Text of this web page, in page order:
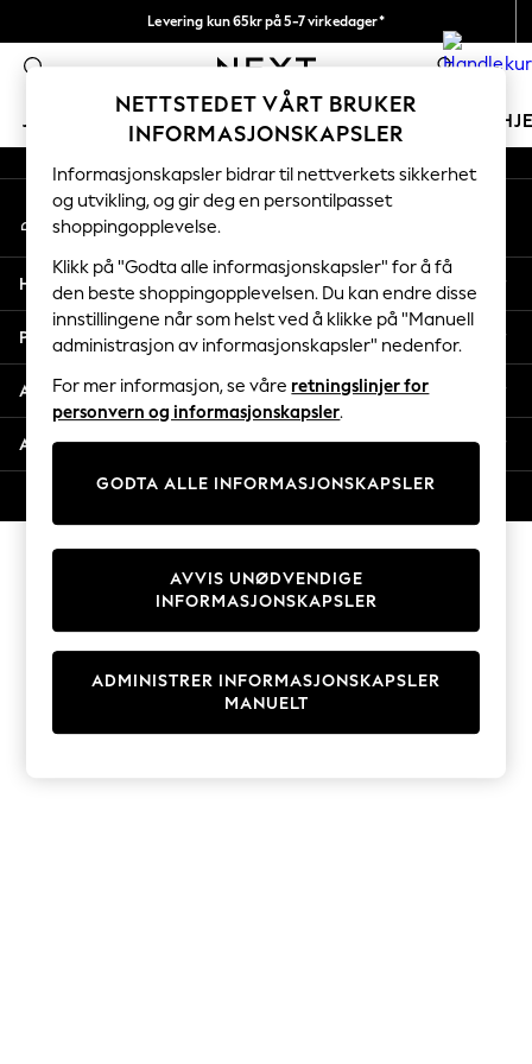
Levering kun 65kr på 5-7 virkedager*
Vi betaler alle tollavgifter 0
JENTER GUTTER BABY KVINNER
GIRLS
New In
50 - 92cm
98 - 110cm
116 - 134cm
140 - 174cm
Trending: Top & Short Sets
Trending: Clogs
Toy Story
THE SET
Coats & Jackets
Sweatshirts & Hoodies
Knitwear
Cardigans
Dresses
Sets & Outfits
T-Shirts
An error occurred on client
Våre sosiale nettverk
Min konto
Logg inn på kontoen din
Hjelp
Personvern & Juridisk
Avdelinger
Andre tjenester
NETTSTEDET VÅRT BRUKER
INFORMASJONSKAPSLER
Informasjonskapsler bidrar til nettverkets sikkerhet
og utvikling, og gir deg en persontilpasset
shoppingopplevelse.
Klikk på "Godta alle informasjonskapsler" for å få
den beste shoppingopplevelsen. Du kan endre disse
innstillingene når som helst ved å klikke på "Manuell
administrasjon av informasjonskapsler" nedenfor.
For mer informasjon, se våre retningslinjer for
personvern og informasjonskapsler.
GODTA ALLE INFORMASJONSKAPSLER
ADMINISTRER INFORMASJONSKAPSLER
MANUELT
AVVIS UNØDVENDIGE
INFORMASJONSKAPSLER